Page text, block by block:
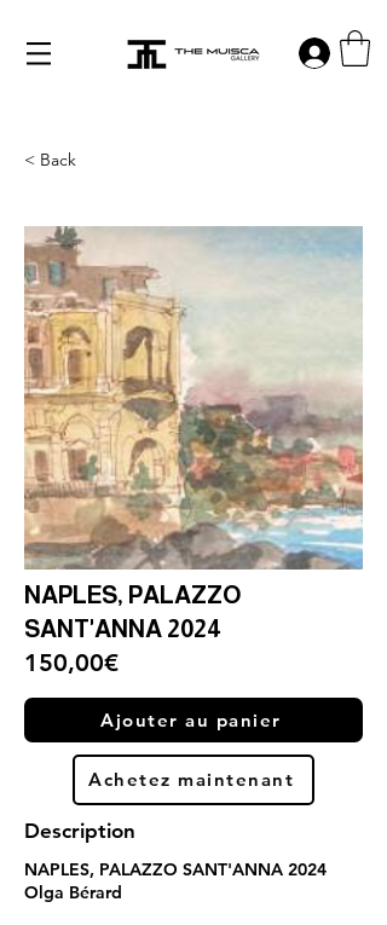
Log in
< Back
NAPLES, PALAZZO
SANT'ANNA 2024
150,00€
Ajouter au panier
Achetez maintenant
Description
NAPLES, PALAZZO SANT'ANNA 2024
Olga Bérard